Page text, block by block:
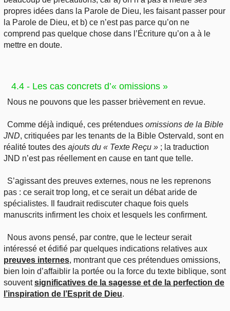
propres idées dans la Parole de Dieu, les faisant passer pour
la Parole de Dieu, et b) ce n’est pas parce qu’on ne
comprend pas quelque chose dans l’Écriture qu’on a à le
mettre en doute.
4.4 - Les cas concrets d’« omissions »
Nous ne pouvons que les passer brièvement en revue.
Comme déjà indiqué, ces prétenduesomissions de la Bible
JND, critiquées par les tenants de la Bible Ostervald, sont en
réalité toutes des ajouts du « Texte Reçu » ; la traduction
JND n’est pas réellement en cause en tant que telle.
S’agissant des preuves externes, nous ne les reprenons
pas : ce serait trop long, et ce serait un débat aride de
spécialistes. Il faudrait rediscuter chaque fois quels
manuscrits infirment les choix et lesquels les confirment.
Nous avons pensé, par contre, que le lecteur serait
intéressé et édifié par quelques indications relatives aux
preuves internes, montrant que ces prétendues omissions,
bien loin d’affaiblir la portée ou la force du texte biblique, sont
souventsignificatives de la sagesse et de la perfection de
l’inspiration de l’Esprit de Dieu.